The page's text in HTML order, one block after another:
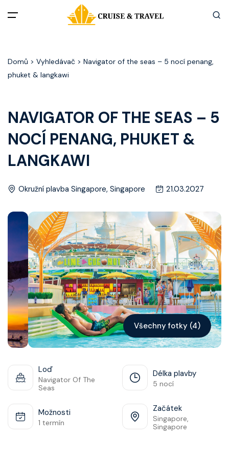
Akční nabídky
Zážitky z plaveb
Užitečné informace
Články
Kontakt
Vyhledat plavbu
Domů > Vyhledávač > Navigator of the seas – 5 nocí penang,
phuket & langkawi
NAVIGATOR OF THE SEAS – 5
NOCÍ PENANG, PHUKET &
LANGKAWI
Okružní plavba Singapore, Singapore 21.03.2027
Všechny fotky (4)
Loď
Navigator Of The
Seas
Délka plavby
5 nocí
Možnosti
1 termín
Začátek
Singapore,
Singapore